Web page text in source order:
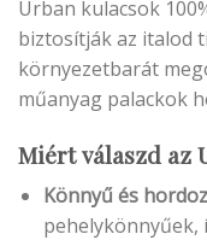
Urban kulacsok
biztosítják az italod
környezetbarát
műanyag palackok
Miért válaszd az
Könnyű és
pehelykönnyűek,